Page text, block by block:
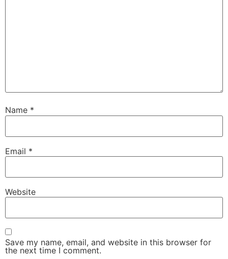
Name *
Email *
Website
Save my name, email, and website in this browser for
the next time I comment.